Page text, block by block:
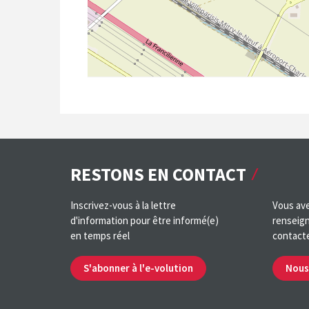
RESTONS EN CONTACT
Inscrivez-vous à la lettre
d'information pour être informé(e)
en temps réel
S'abonner à l'e-volution
Vous